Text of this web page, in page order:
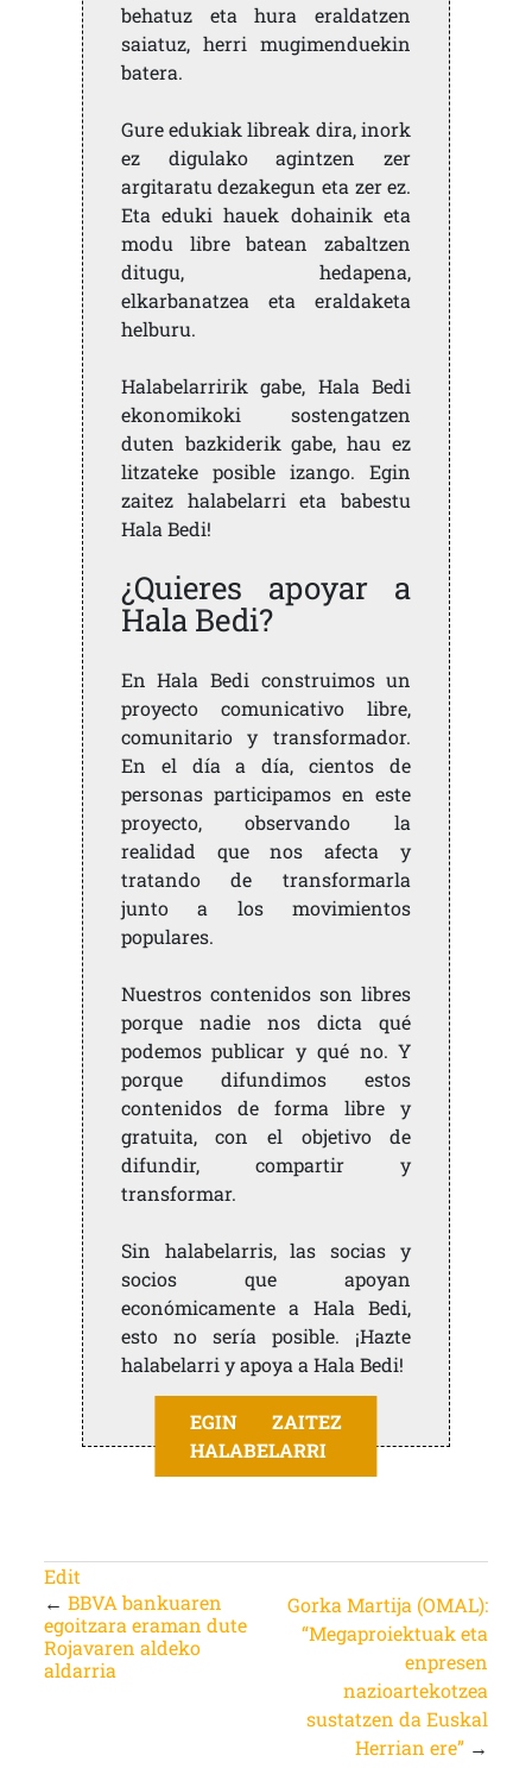
behatuz eta hura eraldatzen
saiatuz, herri mugimenduekin
batera.
Gure edukiak libreak dira, inork
ez digulako agintzen zer
argitaratu dezakegun eta zer ez.
Eta eduki hauek dohainik eta
modu libre batean zabaltzen
ditugu, hedapena,
elkarbanatzea eta eraldaketa
helburu.
Halabelarririk gabe, Hala Bedi
ekonomikoki sostengatzen
duten bazkiderik gabe, hau ez
litzateke posible izango. Egin
zaitez halabelarri eta babestu
Hala Bedi!
¿Quieres apoyar a
Hala Bedi?
En Hala Bedi construimos un
proyecto comunicativo libre,
comunitario y transformador.
En el día a día, cientos de
personas participamos en este
proyecto, observando la
realidad que nos afecta y
tratando de transformarla
junto a los movimientos
populares.
Nuestros contenidos son libres
porque nadie nos dicta qué
podemos publicar y qué no. Y
porque difundimos estos
contenidos de forma libre y
gratuita, con el objetivo de
difundir, compartir y
transformar.
Sin halabelarris, las socias y
socios que apoyan
económicamente a Hala Bedi,
esto no sería posible. ¡Hazte
halabelarri y apoya a Hala Bedi!
EGIN ZAITEZ
HALABELARRI
Edit
← BBVA bankuaren
egoitzara eraman dute
Rojavaren aldeko
aldarria
Gorka Martija (OMAL):
“Megaproiektuak eta
enpresen
nazioartekotzea
sustatzen da Euskal
Herrian ere” →